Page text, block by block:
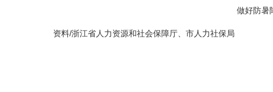
做好防暑
资料/浙江省人力资源和社会保障厅、市人力社保局